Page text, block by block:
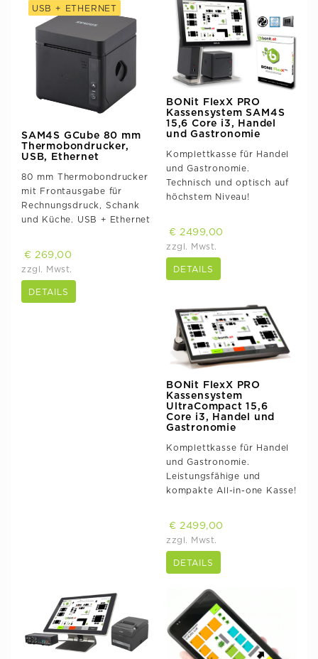
USB + ETHERNET
SAM4S GCube 80 mm
Thermobondrucker,
USB, Ethernet
80 mm Thermobondrucker
mit Frontausgabe für
Rechnungsdruck, Schank
und Küche. USB + Ethernet
€ 269,00
zzgl. Mwst.
DETAILS
BONit FlexX PRO
Kassensystem SAM4S
15,6 Core i3, Handel
und Gastronomie
Komplettkasse für Handel
und Gastronomie.
Technisch und optisch auf
höchstem Niveau!
€ 2499,00
zzgl. Mwst.
DETAILS
BONit FlexX PRO
Kassensystem
UltraCompact 15,6
Core i3, Handel und
Gastronomie
Komplettkasse für Handel
und Gastronomie.
Leistungsfähige und
kompakte All-in-one Kasse!
€ 2499,00
zzgl. Mwst.
DETAILS